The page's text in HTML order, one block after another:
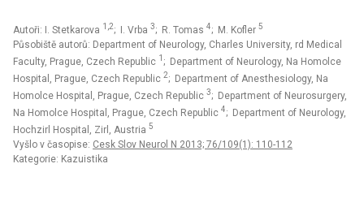
Autoři: I. Stetkarova 1,2; I. Vrba 3; R. Tomas 4; M. Kofler 5
Působiště autorů: Department of Neurology, Charles University, rd Medical
Faculty, Prague, Czech Republic 1 ; Department of Neurology, Na Homolce
Hospital, Prague, Czech Republic 2; Department of Anesthesiology, Na
Homolce Hospital, Prague, Czech Republic 3; Department of Neurosurgery,
Na Homolce Hospital, Prague, Czech Republic 4; Department of Neurology,
Hochzirl Hospital, Zirl, Austria 5
Vyšlo v časopise: Cesk Slov Neurol N 2013; 76/109(1): 110-112
Kategorie: Kazuistika